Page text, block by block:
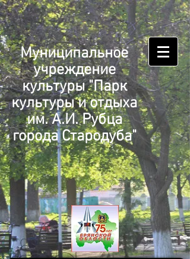
Муниципальное
учреждение
культуры "Парк
культуры и отдыха
им. А.И. Рубца
города Стародуба"